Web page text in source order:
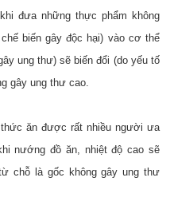
đưa những thực phẩm không
biến gây độc hại) vào cơ thể
ung thư) sẽ biến đổi (do yếu tố
gây ung thư cao.
ăn được rất nhiều người ưa
nướng đồ ăn, nhiệt độ cao sẽ
chỗ là gốc không gây ung thư